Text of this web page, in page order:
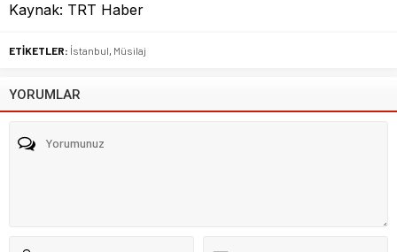
Kaynak: TRT Haber
ETİKETLER: İstanbul, Müsilaj
YORUMLAR